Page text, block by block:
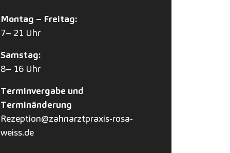
Montag – Freitag:
7– 21 Uhr
Samstag:
8– 16 Uhr
Terminvergabe und
Terminänderung
Rezeption@zahnarztpraxis-rosa-
weiss.de